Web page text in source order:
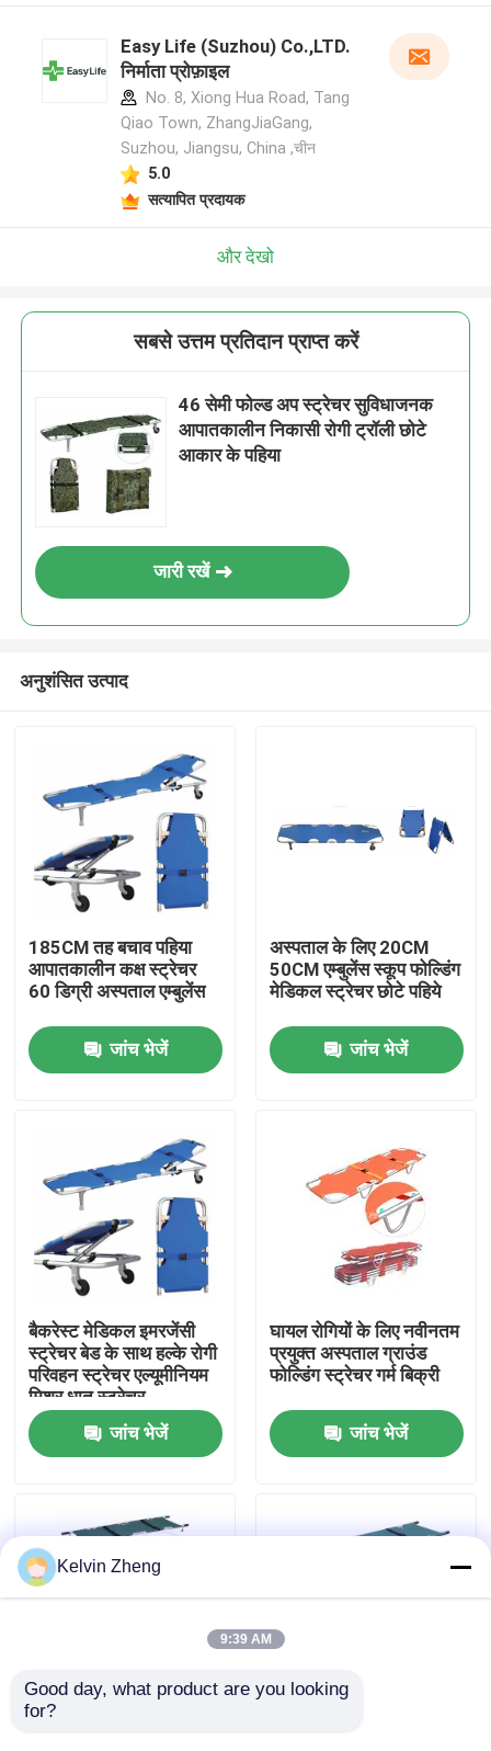
उत्पाद
वीडियो
हमारे बारे में
कारखाने का दौरा
गुणवत्ता नियंत्रण
हमसे संपर्क करें
समाचार
Easy Life (Suzhou) Co.,LTD.
निर्माता प्रोफ़ाइल
No. 8, Xiong Hua Road, Tang
Qiao Town, ZhangJiaGang,
Suzhou, Jiangsu, China ,चीन
5.0
सत्यापित प्रदायक
और देखो
सबसे उत्तम प्रतिदान प्राप्त करें
46 सेमी फोल्ड अप स्ट्रेचर सुविधाजनक
आपातकालीन निकासी रोगी ट्रॉली छोटे
आकार के पहिया
जारी रखें
अनुशंसित उत्पाद
185CM तह बचाव पहिया
आपातकालीन कक्ष स्ट्रेचर
60 डिग्री अस्पताल एम्बुलेंस
जांच भेजें
अस्पताल के लिए 20CM
50CM एम्बुलेंस स्कूप फोल्डिंग
मेडिकल स्ट्रेचर छोटे पहिये
जांच भेजें
बैकरेस्ट मेडिकल इमरजेंसी
स्ट्रेचर बेड के साथ हल्के रोगी
परिवहन स्ट्रेचर एल्यूमीनियम
मिश्र धातु स्ट्रेचर
जांच भेजें
घायल रोगियों के लिए नवीनतम
प्रयुक्त अस्पताल ग्राउंड
फोल्डिंग स्ट्रेचर गर्म बिक्री
जांच भेजें
चार तह मेडिकल स्ट्रेचर उच्च
Kelvin Zheng
9:39 AM
Good day, what product are you looking
for?